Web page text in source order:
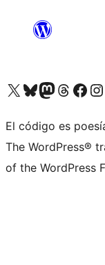
Visita nuestra cuenta de X (anteriormente Twitter)
Visit our Bluesky account
Visit our Mastodon account
Visit our Threads
Visita
El código es
The WordPress®
of the WordPress